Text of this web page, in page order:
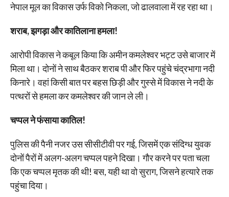
नेपाल मूल का विकास उर्फ विको निकला, जो ढालवाला में रह रहा था।
शराब, झगड़ा और कातिलाना हमला!
आरोपी विकास ने कबूल किया कि अमीन कमलेश्वर भट्ट उसे बाजार में
मिला था। दोनों ने साथ बैठकर शराब पी और फिर पहुंचे चंद्रभागा नदी
किनारे। वहां किसी बात पर बहस छिड़ी और गुस्से में विकास ने नदी के
पत्थरों से हमला कर कमलेश्वर की जान ले ली।
चप्पल ने फंसाया कातिल!
पुलिस की पैनी नजर उस सीसीटीवी पर गई, जिसमें एक संदिग्ध युवक
दोनों पैरों में अलग-अलग चप्पल पहने दिखा। गौर करने पर पता चला
कि एक चप्पल मृतक की थी! बस, यही था वो सुराग, जिसने हत्यारे तक
पहुंचा दिया।